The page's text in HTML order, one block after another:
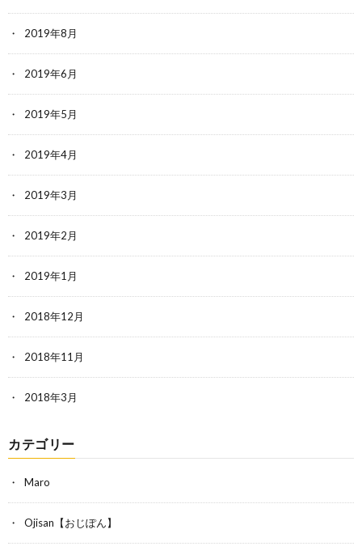
2019年8月
2019年6月
2019年5月
2019年4月
2019年3月
2019年2月
2019年1月
2018年12月
2018年11月
2018年3月
カテゴリー
Maro
Ojisan【おじぽん】